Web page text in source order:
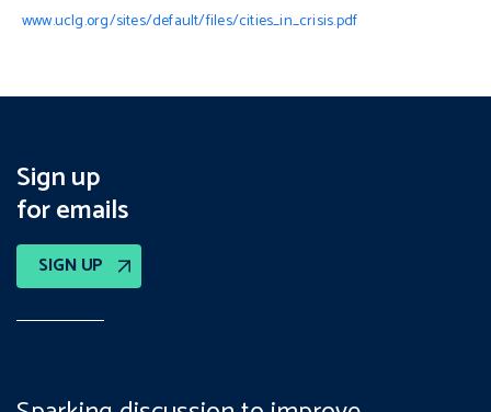
www.uclg.org/sites/default/files/cities_in_crisis.pdf
Sign up
for emails
SIGN UP